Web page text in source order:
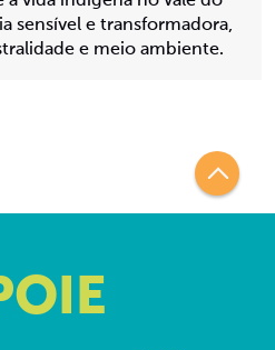
sensível e transformadora,
e meio ambiente.